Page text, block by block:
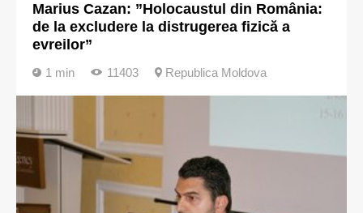
Marius Cazan: ”Holocaustul din România:
de la excludere la distrugerea fizică a
evreilor”
1 min 11403 Republica Moldova